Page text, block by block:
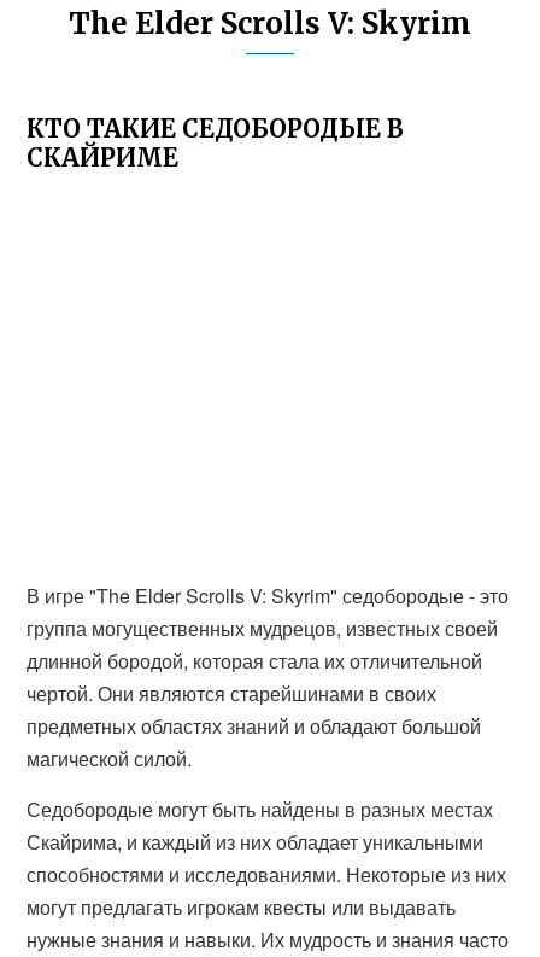
The Elder Scrolls V: Skyrim
КТО ТАКИЕ СЕДОБОРОДЫЕ В
СКАЙРИМЕ
В игре "The Elder Scrolls V: Skyrim" седобородые - это
группа могущественных мудрецов, известных своей
длинной бородой, которая стала их отличительной
чертой. Они являются старейшинами в своих
предметных областях знаний и обладают большой
магической силой.
Седобородые могут быть найдены в разных местах
Скайрима, и каждый из них обладает уникальными
способностями и исследованиями. Некоторые из них
могут предлагать игрокам квесты или выдавать
нужные знания и навыки. Их мудрость и знания часто